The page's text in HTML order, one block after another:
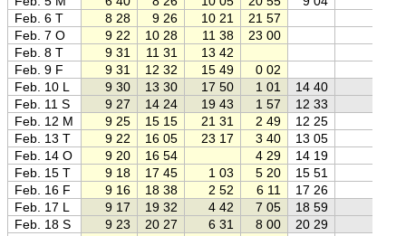
Feb. 6 T
8 28 9 26 10 21
21 57
Feb. 7 O
9 22 10 28 11 38
23 00
Feb. 8 T
9 31 11 31
13 42
Feb. 9 F
9 31 12 32 15 49
0 02
Feb. 10 L
9 30 13 30 17 50 1 01
14 40
Feb. 11 S
9 27 14 24 19 43 1 57
12 33
Feb. 12 M
9 25 15 15 21 31 2 49
12 25
Feb. 13 T
9 22 16 05 23 17 3 40
13 05
Feb. 14 O
9 20 16 54 4 29
14 19
Feb. 15 T
9 18 17 45 1 03 5 20
15 51
Feb. 16 F
9 16 18 38 2 52 6 11
17 26
Feb. 17 L
9 17 19 32 4 42 7 05
18 59
Feb. 18 S
9 23 20 27 6 31 8 00
20 29